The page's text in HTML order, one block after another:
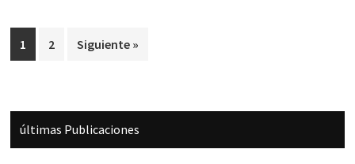
Página
1 Página
2 Siguiente »
Barra
lateral
últimas Publicaciones